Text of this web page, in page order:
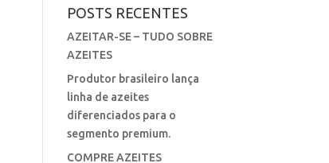
POSTS RECENTES
AZEITAR-SE – TUDO SOBRE
AZEITES
Produtor brasileiro lança
linha de azeites
diferenciados para o
segmento premium.
COMPRE AZEITES